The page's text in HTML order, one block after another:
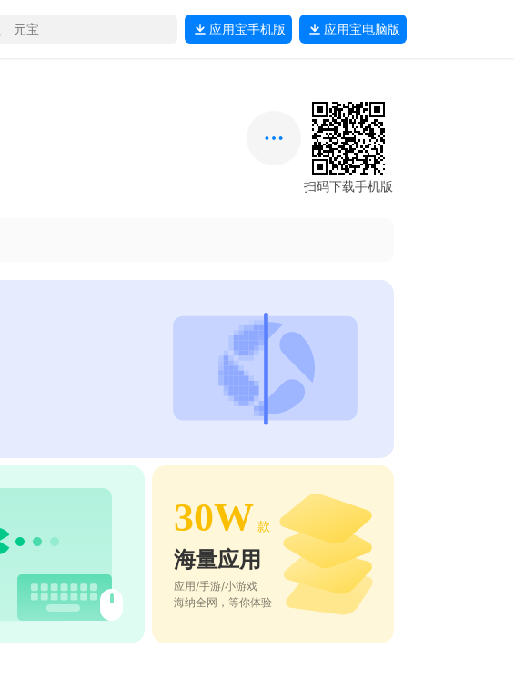
应用宝手机版 应用宝电脑版
扫码下载手机版
30W 款
海量应用
应用/手游/小游戏
海纳全网，等你体验